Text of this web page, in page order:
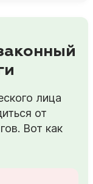
лица
от
Вот как